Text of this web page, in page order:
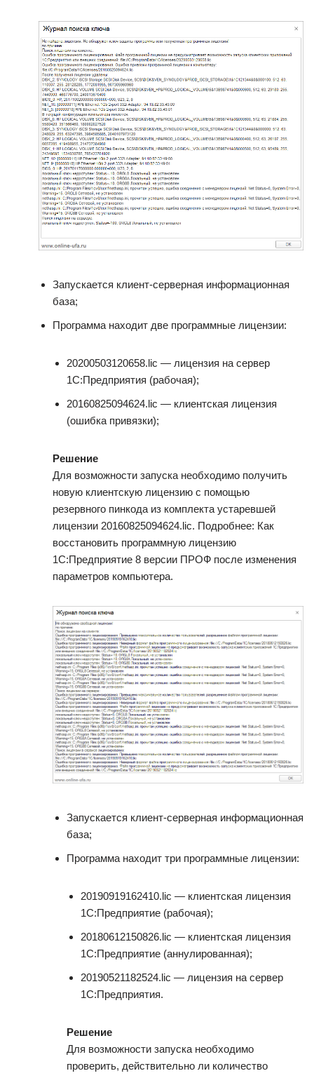
Запускается клиент-серверная информационная
база;
Программа находит две программные лицензии:
20200503120658.lic — лицензия на сервер
1С:Предприятия (рабочая);
20160825094624.lic — клиентская лицензия
(ошибка привязки);
Решение
Для возможности запуска необходимо получить
новую клиентскую лицензию с помощью
резервного пинкода из комплекта устаревшей
лицензии 20160825094624.lic. Подробнее: Как
восстановить программную лицензию
1С:Предприятие 8 версии ПРОФ после изменения
параметров компьютера.
Запускается клиент-серверная информационная
база;
Программа находит три программные лицензии:
20190919162410.lic — клиентская лицензия
1С:Предприятие (рабочая);
20180612150826.lic — клиентская лицензия
1С:Предприятие (аннулированная);
20190521182524.lic — лицензия на сервер
1С:Предприятия.
Решение
Для возможности запуска необходимо
проверить, действительно ли количество